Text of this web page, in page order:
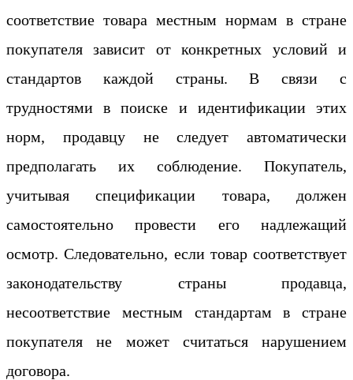
соответствие товара местным нормам в стране
покупателя зависит от конкретных условий и
стандартов каждой страны. В связи с
трудностями в поиске и идентификации этих
норм, продавцу не следует автоматически
предполагать их соблюдение. Покупатель,
учитывая спецификации товара, должен
самостоятельно провести его надлежащий
осмотр. Следовательно, если товар соответствует
законодательству страны продавца,
несоответствие местным стандартам в стране
покупателя не может считаться нарушением
договора.